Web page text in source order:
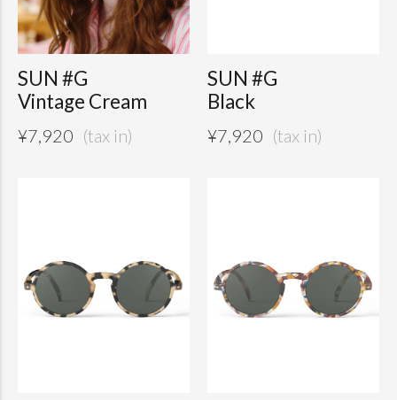
SUN #G
Vintage Cream
¥7,920
SUN #G
Black
¥7,920